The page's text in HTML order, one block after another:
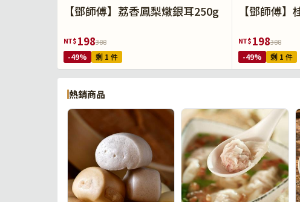
【鄧師傅】荔香鳳梨燉銀耳250g
NT$198388
-49% 剩 1 件
【鄧師傅
NT$198388
-49% 剩 1 件
熱銷商品